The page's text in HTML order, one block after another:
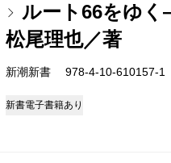
ルート66をゆ
松尾理也／著
新潮新書 978-4-10-
新書電子書籍あり